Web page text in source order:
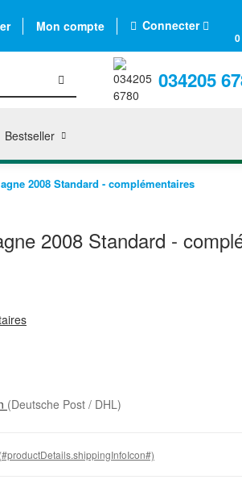
Mon compte Connecter
034205
Bestseller
2008 Standard - complémentaires
2008 Standard -
(Deutsche Post / DHL)